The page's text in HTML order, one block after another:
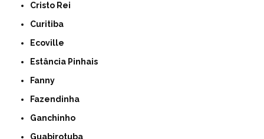
Cristo Rei
Curitiba
Ecoville
Estância Pinhais
Fanny
Fazendinha
Ganchinho
Guabirotuba